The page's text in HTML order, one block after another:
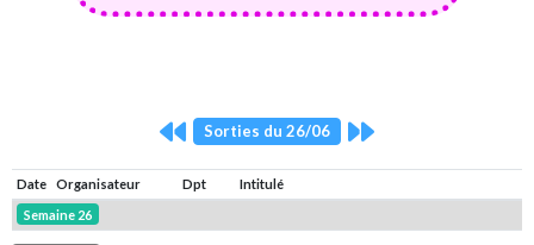
Sorties du 26/06
Date Organisateur Dpt
Intitulé
Semaine 26